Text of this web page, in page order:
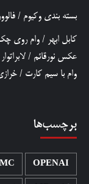
بسته بندی وکیوم /
کابل ابهر / وام روی
عکس نورقائم /
وام با سیم کارت /
برچسب‌ها
OPENAI